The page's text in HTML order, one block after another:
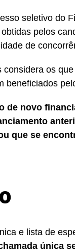
seletivo do
pelos
de
considera os
beneficiados
de novo
que se
e lista de
única